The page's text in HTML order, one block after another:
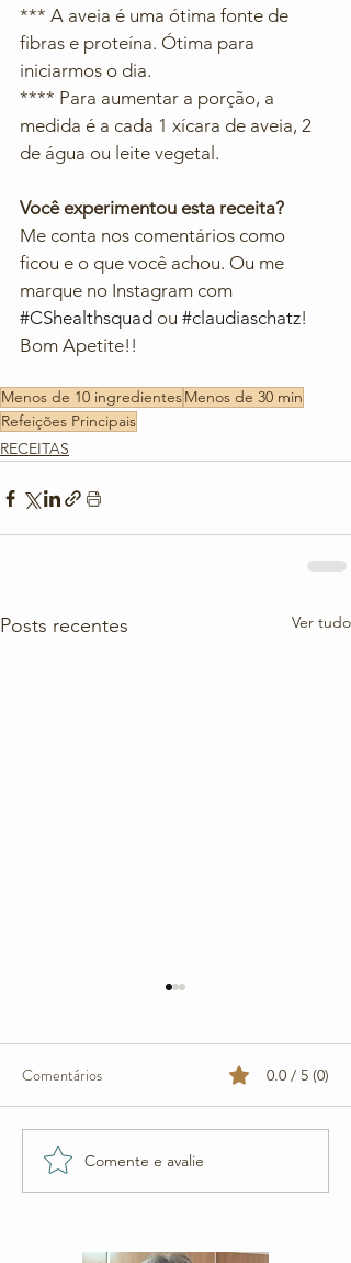
*** A aveia é uma ótima fonte de
fibras e proteína. Ótima para
iniciarmos o dia.
**** Para aumentar a porção, a
medida é a cada 1 xícara de aveia, 2
de água ou leite vegetal.
Você experimentou esta receita?
Me conta nos comentários como
ficou e o que você achou. Ou me
marque no Instagram com
#CShealthsquad ou #claudiaschatz!
Bom Apetite!!
Menos de 10 ingredientesMenos de 30 min
Refeições Principais
RECEITAS
Posts recentes Ver tudo
Comentários 0.0 / 5 (0)
Comente e avalie